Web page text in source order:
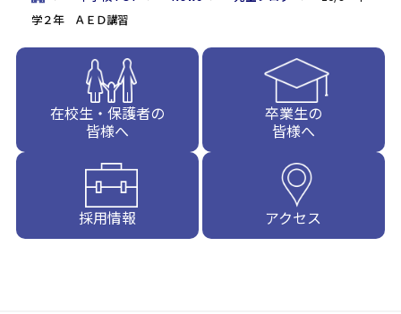
学２年 ＡＥＤ講習
在校生・保護者の
皆様へ
卒業生の
皆様へ
採用情報 アクセス